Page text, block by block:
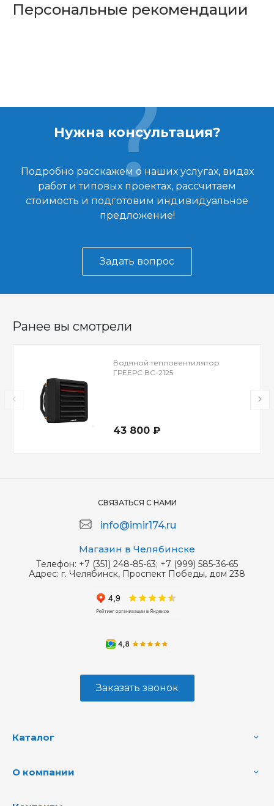
Персональные рекомендации
Нужна консультация?
Подробно расскажем о наших услугах, видах
работ и типовых проектах, рассчитаем
стоимость и подготовим индивидуальное
предложение!
Задать вопрос
Ранее вы смотрели
Водяной тепловентилятор
ГРЕЕРС ВС-2125
43 800 ₽
СВЯЗАТЬСЯ С НАМИ
info@imir174.ru
Магазин в Челябинске
Телефон: +7 (351) 248-85-63; +7 (999) 585-36-65
Адрес: г. Челябинск, Проспект Победы, дом 238
Заказать звонок
Каталог
О компании